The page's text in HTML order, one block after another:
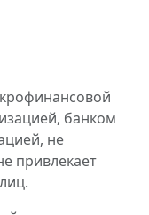
банком
не
привлекает